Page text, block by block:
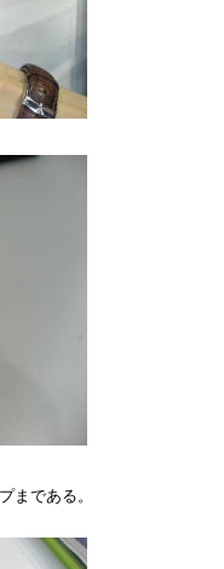
まである。